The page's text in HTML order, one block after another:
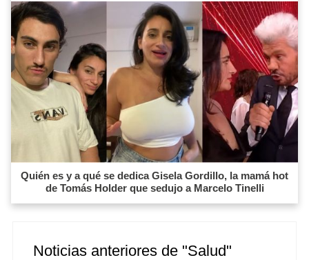
Quién es y a qué se dedica Gisela Gordillo, la mamá hot
de Tomás Holder que sedujo a Marcelo Tinelli
Noticias anteriores de "Salud"